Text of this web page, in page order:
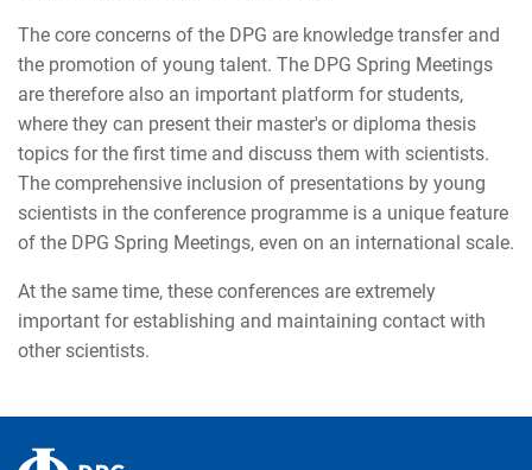
The core concerns of the DPG are knowledge transfer and
the promotion of young talent. The DPG Spring Meetings
are therefore also an important platform for students,
where they can present their master's or diploma thesis
topics for the first time and discuss them with scientists.
The comprehensive inclusion of presentations by young
scientists in the conference programme is a unique feature
of the DPG Spring Meetings, even on an international scale.
At the same time, these conferences are extremely
important for establishing and maintaining contact with
other scientists.